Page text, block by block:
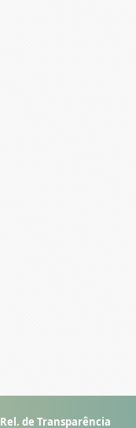
Rel. de Transparência